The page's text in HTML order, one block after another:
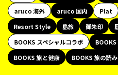
aruco 海外
aruco 国内 Plat
Resort Style
島旅 御朱印
BOOKS スペシャルコラボ
BOOKS
BOOKS 旅と健康
BOOKS 旅の読